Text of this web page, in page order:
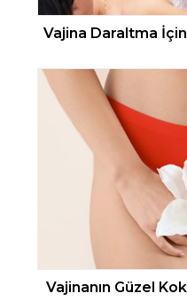
Vajina Daraltma
Vajinanın Güzel